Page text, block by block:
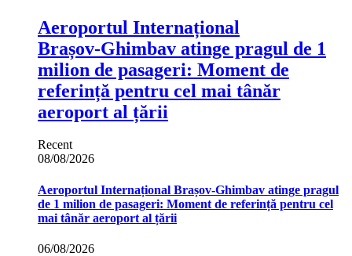
Aeroportul Internațional
Brașov‑Ghimbav atinge pragul de 1
milion de pasageri: Moment de
referință pentru cel mai tânăr
aeroport al țării
Recent
08/08/2026
Aeroportul Internațional Brașov‑Ghimbav atinge pragul
de 1 milion de pasageri: Moment de referință pentru cel
mai tânăr aeroport al țării
06/08/2026